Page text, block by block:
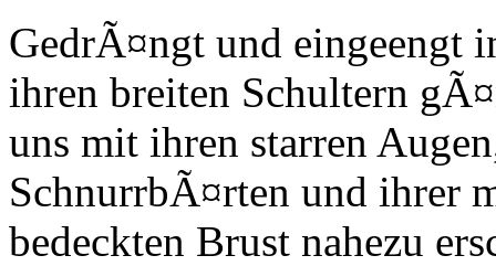
GedrÃ¤ngt und eingeengt
ihren breiten Schultern
uns mit ihren starren
SchnurrbÃ¤rten und ihrer
bedeckten Brust nahezu